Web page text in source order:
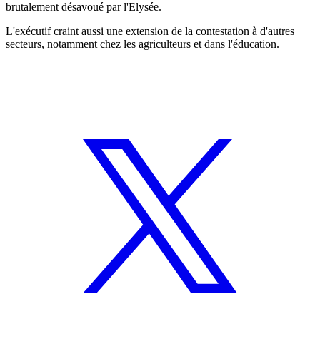
brutalement désavoué par l'Elysée.
L'exécutif craint aussi une extension de la contestation à d'autres
secteurs, notamment chez les agriculteurs et dans l'éducation.